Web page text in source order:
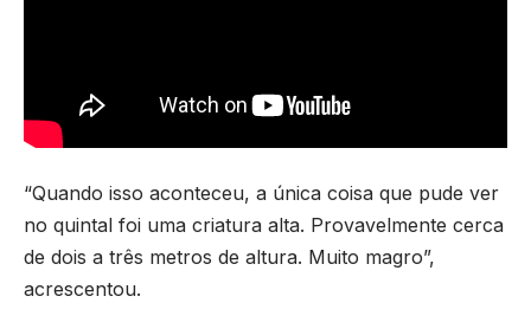
“Quando isso aconteceu, a única coisa que pude ver
no quintal foi uma criatura alta. Provavelmente cerca
de dois a três metros de altura. Muito magro”,
acrescentou.